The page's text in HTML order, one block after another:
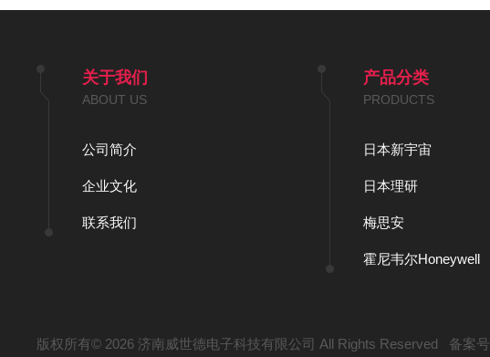
关于我们
ABOUT US
公司简介
企业文化
联系我们
产品分类
PRODUCTS
日本新宇宙
日本理研
梅思安
霍尼韦尔Honeywell
版权所有© 2026 济南威世德电子科技有限公司 All Rights Reserved 备案号